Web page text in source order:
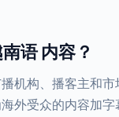
语 内容？
机构、播客主和
外受众的内容加